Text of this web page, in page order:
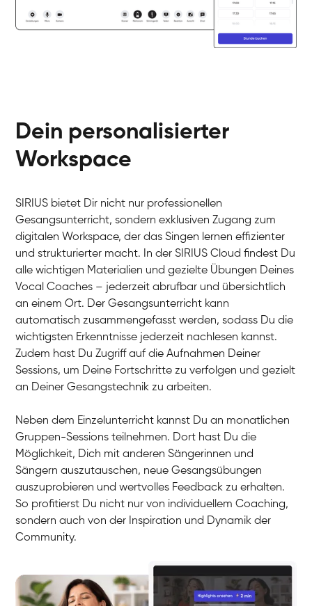
Dein personalisierter
Workspace
SIRIUS bietet Dir nicht nur professionellen
Gesangsunterricht, sondern exklusiven Zugang zum
digitalen Workspace, der das Singen lernen effizienter
und strukturierter macht. In der SIRIUS Cloud findest Du
alle wichtigen Materialien und gezielte Übungen Deines
Vocal Coaches – jederzeit abrufbar und übersichtlich
an einem Ort. Der Gesangsunterricht kann
automatisch zusammengefasst werden, sodass Du die
wichtigsten Erkenntnisse jederzeit nachlesen kannst.
Zudem hast Du Zugriff auf die Aufnahmen Deiner
Sessions, um Deine Fortschritte zu verfolgen und gezielt
an Deiner Gesangstechnik zu arbeiten.
Neben dem Einzelunterricht kannst Du an monatlichen
Gruppen-Sessions teilnehmen. Dort hast Du die
Möglichkeit, Dich mit anderen Sängerinnen und
Sängern auszutauschen, neue Gesangsübungen
auszuprobieren und wertvolles Feedback zu erhalten.
So profitierst Du nicht nur von individuellem Coaching,
sondern auch von der Inspiration und Dynamik der
Community.